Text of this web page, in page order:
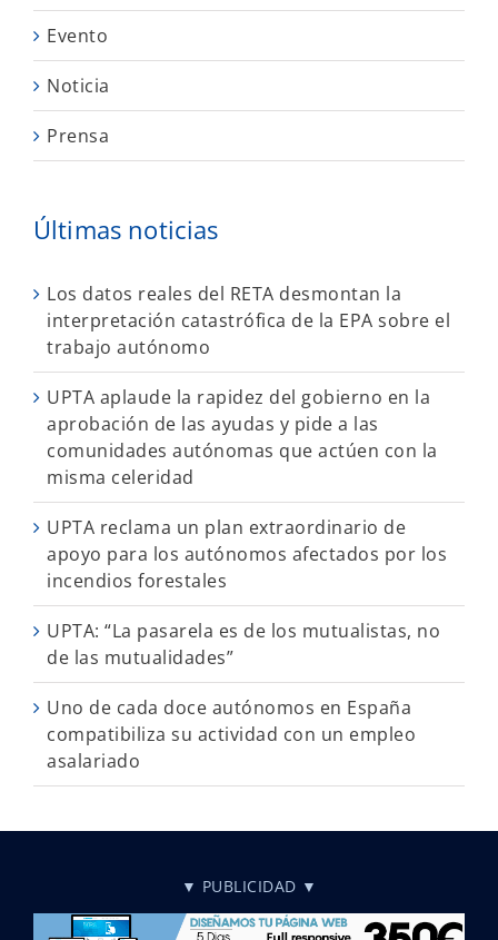
Evento
Noticia
Prensa
Últimas noticias
Los datos reales del RETA desmontan la
interpretación catastrófica de la EPA sobre el
trabajo autónomo
UPTA aplaude la rapidez del gobierno en la
aprobación de las ayudas y pide a las
comunidades autónomas que actúen con la
misma celeridad
UPTA reclama un plan extraordinario de
apoyo para los autónomos afectados por los
incendios forestales
UPTA: “La pasarela es de los mutualistas, no
de las mutualidades”
Uno de cada doce autónomos en España
compatibiliza su actividad con un empleo
asalariado
▼ PUBLICIDAD ▼